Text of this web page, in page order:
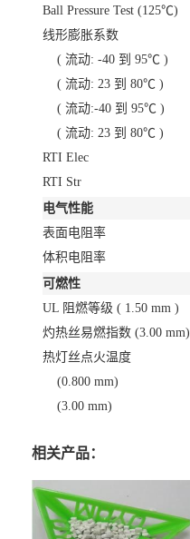
Ball Pressure Test (125℃)
线形膨胀系数
( 流动: -40 到 95℃ )
( 流动: 23 到 80℃ )
( 流动:-40 到 95℃ )
( 流动: 23 到 80℃ )
RTI Elec
RTI Str
电气性能
表面电阻率
体积电阻率
可燃性
UL 阻燃等级 ( 1.50 mm )
灼热丝易燃指数 (3.00 mm)
热灯丝点火温度
(0.800 mm)
(3.00 mm)
相关产品：